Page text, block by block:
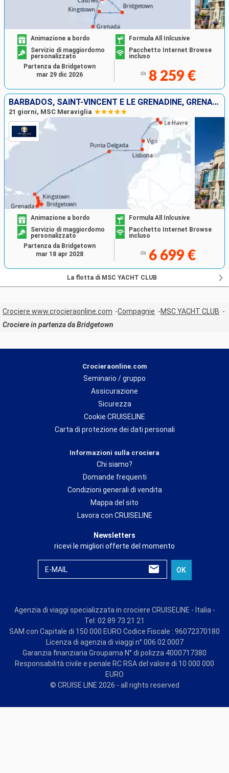
Animazione a bordo
Formula All Inlcusive
Servizio di maggiordomo
personalizzato
Pacchetto Internet Browse
incluso
da 8 259 €
Partenza da Bridgetown
mar 29 dic 2026
BARBADOS, SAINT-VINCENT E LE GRENADINE, GRENADA, MARTINICA, GUADALUPA, SAINT MARTIN, PORTOGALLO, SPAGNA, FRANCIA, REGNO UNITO
21 giorni, MSC Meraviglia
Animazione a bordo
Formula All Inlcusive
Servizio di maggiordomo
personalizzato
Pacchetto Internet Browse
incluso
da 6 699 €
Partenza da Bridgetown
mar 18 apr 2028
La flotta di MSC YACHT CLUB
Crociere www.crocieraonline.com Compagnie
MSC YACHT CLUB
Crociere in partenza da Bridgetown
Crocieraonline.com
Seminario / gruppo
Assicurazione
Sicurezza
Cookie CRUISELINE
Carta di protezione dei dati personali
Informazioni sulla crociera
Chi siamo?
Domande frequenti
Condizioni generali di vendita
Mappa del sito
Lavora con CRUISELINE
Newsletters
ricevi le migliori offerte del momento
E-MAIL OK
Agenzia di viaggi specializzata in crociere CRUISELINE - Italia -
Tel: 02 89 73 21 21
SAM con Capitale di 150 000 EURO Codice Fiscale : 96072370180
Licenza di agenzia di viaggi n° 006 02 0007
Garanzia finanziaria Groupama N° di polizza 4000717380
Responsabilità civile e penale RC RSA del valore di 10 000 000
EURO
© CRUISE LINE 2026 - all rights reserved